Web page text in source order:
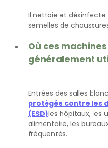
Il nettoie et
semelles de
Où ces
généralement
Entrées des salles
protégée contre les
(ESD)les hôpitaux, les
alimentaire, les
fréquentés.